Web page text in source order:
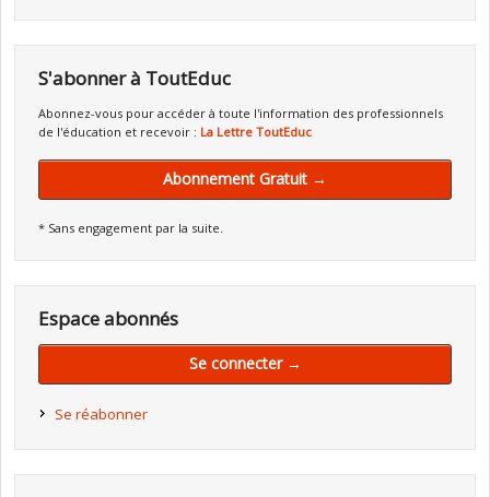
S'abonner à ToutEduc
Abonnez-vous pour accéder à toute l'information des professionnels
de l'éducation et recevoir : La Lettre ToutEduc
Abonnement Gratuit →
* Sans engagement par la suite.
Espace abonnés
Se connecter →
Se réabonner